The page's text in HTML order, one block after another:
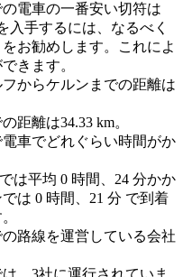
電車の一番安い切符は
入手するには、なるべく
お勧めします。これによ
きます。
からケルンまでの距離は
距離は34.33 km。
車でどれぐらい時間がか
は平均 0 時間、24 分かか
は 0 時間、21 分 で到着
路線を運営している会社
、3社に運行されていま